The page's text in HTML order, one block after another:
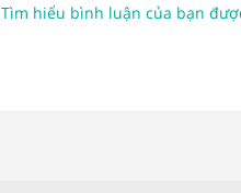
Tìm hiểu bình luận của bạn